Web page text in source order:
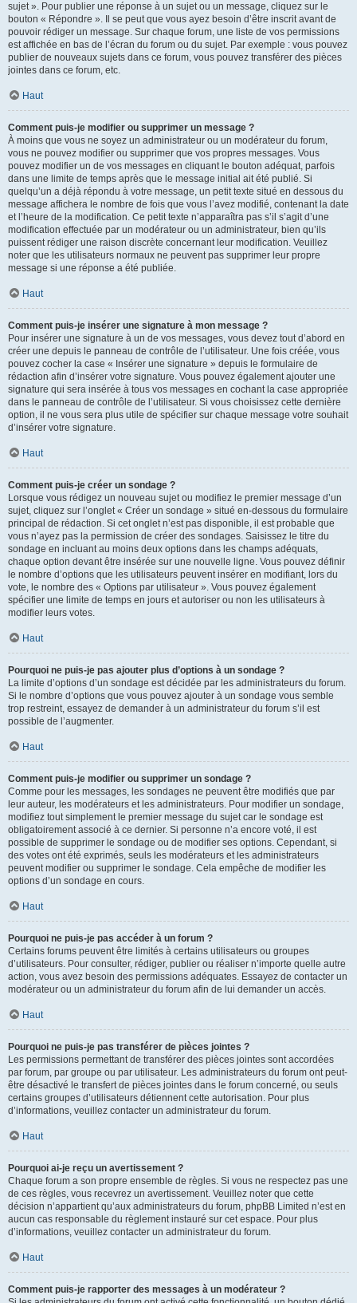
sujet ». Pour publier une réponse à un sujet ou un message, cliquez sur le
bouton « Répondre ». Il se peut que vous ayez besoin d’être inscrit avant de
pouvoir rédiger un message. Sur chaque forum, une liste de vos permissions
est affichée en bas de l’écran du forum ou du sujet. Par exemple : vous pouvez
publier de nouveaux sujets dans ce forum, vous pouvez transférer des pièces
jointes dans ce forum, etc.
Haut
Comment puis-je modifier ou supprimer un message ?
À moins que vous ne soyez un administrateur ou un modérateur du forum,
vous ne pouvez modifier ou supprimer que vos propres messages. Vous
pouvez modifier un de vos messages en cliquant le bouton adéquat, parfois
dans une limite de temps après que le message initial ait été publié. Si
quelqu’un a déjà répondu à votre message, un petit texte situé en dessous du
message affichera le nombre de fois que vous l’avez modifié, contenant la date
et l’heure de la modification. Ce petit texte n’apparaîtra pas s’il s’agit d’une
modification effectuée par un modérateur ou un administrateur, bien qu’ils
puissent rédiger une raison discrète concernant leur modification. Veuillez
noter que les utilisateurs normaux ne peuvent pas supprimer leur propre
message si une réponse a été publiée.
Haut
Comment puis-je insérer une signature à mon message ?
Pour insérer une signature à un de vos messages, vous devez tout d’abord en
créer une depuis le panneau de contrôle de l’utilisateur. Une fois créée, vous
pouvez cocher la case « Insérer une signature » depuis le formulaire de
rédaction afin d’insérer votre signature. Vous pouvez également ajouter une
signature qui sera insérée à tous vos messages en cochant la case appropriée
dans le panneau de contrôle de l’utilisateur. Si vous choisissez cette dernière
option, il ne vous sera plus utile de spécifier sur chaque message votre souhait
d’insérer votre signature.
Haut
Comment puis-je créer un sondage ?
Lorsque vous rédigez un nouveau sujet ou modifiez le premier message d’un
sujet, cliquez sur l’onglet « Créer un sondage » situé en-dessous du formulaire
principal de rédaction. Si cet onglet n’est pas disponible, il est probable que
vous n’ayez pas la permission de créer des sondages. Saisissez le titre du
sondage en incluant au moins deux options dans les champs adéquats,
chaque option devant être insérée sur une nouvelle ligne. Vous pouvez définir
le nombre d’options que les utilisateurs peuvent insérer en modifiant, lors du
vote, le nombre des « Options par utilisateur ». Vous pouvez également
spécifier une limite de temps en jours et autoriser ou non les utilisateurs à
modifier leurs votes.
Haut
Pourquoi ne puis-je pas ajouter plus d’options à un sondage ?
La limite d’options d’un sondage est décidée par les administrateurs du forum.
Si le nombre d’options que vous pouvez ajouter à un sondage vous semble
trop restreint, essayez de demander à un administrateur du forum s’il est
possible de l’augmenter.
Haut
Comment puis-je modifier ou supprimer un sondage ?
Comme pour les messages, les sondages ne peuvent être modifiés que par
leur auteur, les modérateurs et les administrateurs. Pour modifier un sondage,
modifiez tout simplement le premier message du sujet car le sondage est
obligatoirement associé à ce dernier. Si personne n’a encore voté, il est
possible de supprimer le sondage ou de modifier ses options. Cependant, si
des votes ont été exprimés, seuls les modérateurs et les administrateurs
peuvent modifier ou supprimer le sondage. Cela empêche de modifier les
options d’un sondage en cours.
Haut
Pourquoi ne puis-je pas accéder à un forum ?
Certains forums peuvent être limités à certains utilisateurs ou groupes
d’utilisateurs. Pour consulter, rédiger, publier ou réaliser n’importe quelle autre
action, vous avez besoin des permissions adéquates. Essayez de contacter un
modérateur ou un administrateur du forum afin de lui demander un accès.
Haut
Pourquoi ne puis-je pas transférer de pièces jointes ?
Les permissions permettant de transférer des pièces jointes sont accordées
par forum, par groupe ou par utilisateur. Les administrateurs du forum ont peut-
être désactivé le transfert de pièces jointes dans le forum concerné, ou seuls
certains groupes d’utilisateurs détiennent cette autorisation. Pour plus
d’informations, veuillez contacter un administrateur du forum.
Haut
Pourquoi ai-je reçu un avertissement ?
Chaque forum a son propre ensemble de règles. Si vous ne respectez pas une
de ces règles, vous recevrez un avertissement. Veuillez noter que cette
décision n’appartient qu’aux administrateurs du forum, phpBB Limited n’est en
aucun cas responsable du règlement instauré sur cet espace. Pour plus
d’informations, veuillez contacter un administrateur du forum.
Haut
Comment puis-je rapporter des messages à un modérateur ?